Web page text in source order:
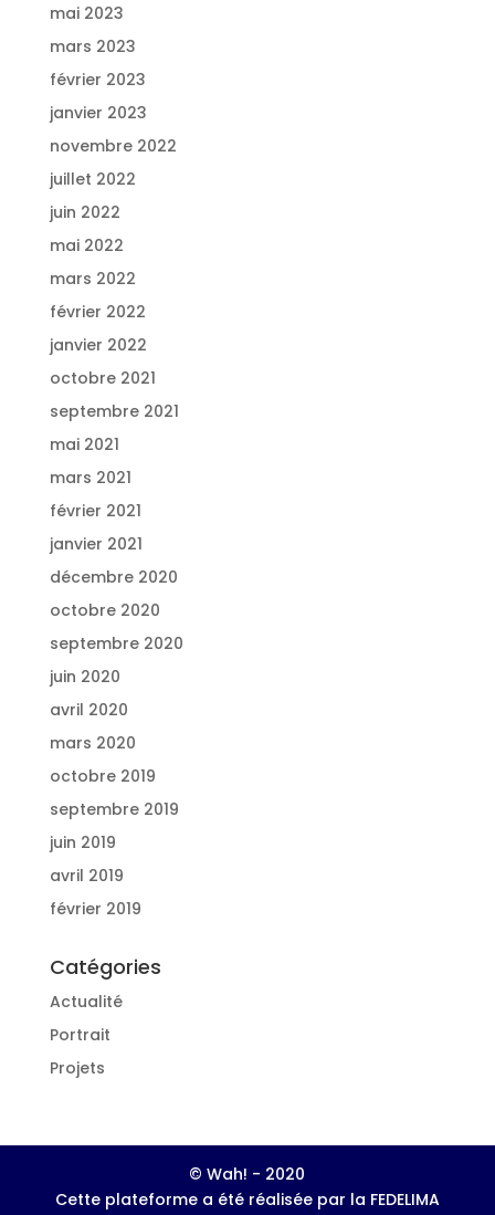
mai 2023
mars 2023
février 2023
janvier 2023
novembre 2022
juillet 2022
juin 2022
mai 2022
mars 2022
février 2022
janvier 2022
octobre 2021
septembre 2021
mai 2021
mars 2021
février 2021
janvier 2021
décembre 2020
octobre 2020
septembre 2020
juin 2020
avril 2020
mars 2020
octobre 2019
septembre 2019
juin 2019
avril 2019
février 2019
Catégories
Actualité
Portrait
Projets
© Wah! - 2020
Cette plateforme a été réalisée par la FEDELIMA